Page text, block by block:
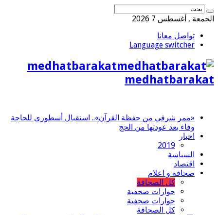
الجمعة , أغسطس 7 2026
تواصل معانا
Language switcher
medhatbarakat
medhatbarakat
«ممر شرفي من حفظة القرآن».. استقبال أسطوري للحاجة
وفاء بعد عودتها من الحج
اخبار
2019
السياسة
اقتصاد
صحافة و اعلام
كل الصحافة
حوارات صحفية
حوارات صحفية
كل الصحافة